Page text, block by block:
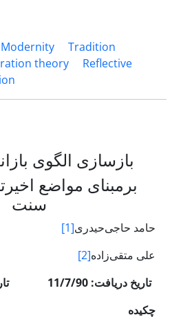
Modernity
Tradition
theory
Reflective
بازسازی‌ الگوی
برمبنای‌ مواضع
سنت
حامد حاجی‌حیدری[1]
علی متقی‌زاده[2]
تاریخ دریافت: 11/7/90 تاریخ پذیرش: 10/4/91
چکیده